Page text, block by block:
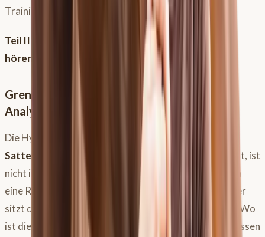
Trainingsänderungen objektiv überprüfen.
Teil II der Folge gibt es für dich am 1. Juni hier zum
hören!
Grenzen und Herausforderungen der KI-
Analyse
Die Hypothese, dass ein Pferd nach einer
Sattelanpassung
per KI-Analyse messbar besser läuft, ist
nicht immer einfach zu belegen. Viele Faktoren spielen
eine Rolle: Wie sitzt du als Reiter? Trabst du leicht oder
sitzt du aus? Auf welcher Hand reitest du dein Pferd? Wo
ist die hohle Seite deines Pferdes? Diese Variablen müssen